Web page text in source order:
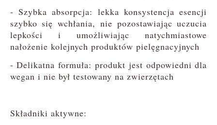
- Szybka absorpcja: lekka konsystencja esencji
szybko się wchłania, nie pozostawiając uczucia
lepkości i umożliwiając natychmiastowe
nałożenie kolejnych produktów pielęgnacyjnych
- Delikatna formuła: produkt jest odpowiedni dla
wegan i nie był testowany na zwierzętach
Składniki aktywne: